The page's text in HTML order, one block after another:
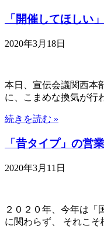
「開催してほしい
2020年3月18日
本日、宣伝会議関西本
に、こまめな換気が行
続きを読む »
「昔タイプ」の営
2020年3月11日
２０２０年、今年は「
に関わらず、 それこ